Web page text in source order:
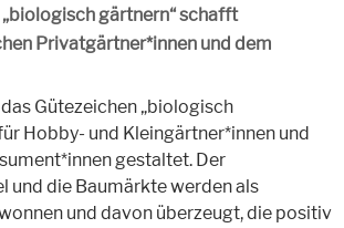
gärtnern“ schafft
Privatgärtner*innen und dem
Gütezeichen „biologisch
Hobby- und Kleingärtner*innen und
gestaltet. Der
und die Baumärkte werden als
und davon überzeugt, die positiv